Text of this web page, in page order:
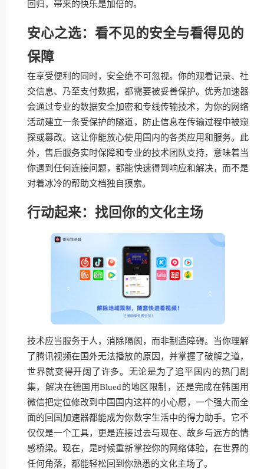
回归，带来的快乐是加倍的。
安心之选：看不见的安全与看得见的
保障
在享受便利的同时，安全绝不可忽视。你的观看记录、社
交信息、乃至支付数据，都需要被妥善保护。优秀加速器
会通过专业的数据安全加密和专线传输技术，为你的网络
活动建立一条受保护的隧道，防止信息在传输过程中被窥
探或篡改。这让你能放心使用国内的各类应用和服务。此
外，售后服务实时保障和专业的技术团队支持，意味着当
你遇到任何连接问题，都能快速得到响应和解决，而不是
对着冰冷的帮助文档独自摸索。
行动起来：找回你的文化主场
技术应当服务于人，消除隔阂，而非制造障碍。当你理解
了腾讯视频在国外无法播放的原因，并掌握了破解之道，
世界就变得开阔了许多。无论是为了追平国内的热门剧
集，解决在德国用Blued的地区限制，还是完成在韩国用
微信把定位修改到中国国内这样的小心愿，一个强大而全
面的回国加速器都能成为你数字生活中的得力助手。它不
仅仅是一个工具，更是连接过去与现在、故乡与远方的情
感桥梁。现在，是时候重新掌控你的网络体验，在世界的
任何角落，都能轻松回到你熟悉的文化主场了。